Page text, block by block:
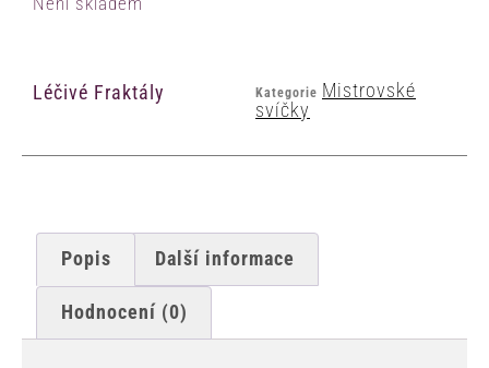
Léčivé Fraktály Kategorie Mistrovské
svíčky
Popis Další informace
Hodnocení (0)